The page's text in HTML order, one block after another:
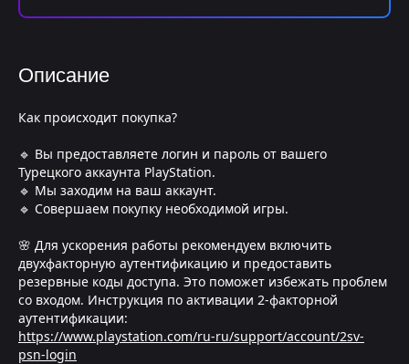
Описание
Как происходит покупка?
🔹 Вы предоставляете логин и пароль от вашего
Турецкого аккаунта PlayStation.
🔹 Мы заходим на ваш аккаунт.
🔹 Совершаем покупку необходимой игры.
🌸 Для ускорения работы рекомендуем включить
двухфакторную аутентификацию и предоставить
резервные коды доступа. Это поможет избежать проблем
со входом. Инструкция по активации 2-факторной
аутентификации:
https://www.playstation.com/ru-ru/support/account/2sv-
psn-login